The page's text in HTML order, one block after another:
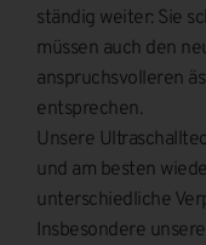
ständig weiter: Sie
müssen auch den
anspruchsvolleren
entsprechen.
Unsere
und am besten
unterschiedliche
Insbesondere